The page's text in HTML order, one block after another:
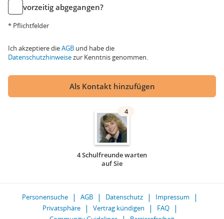
vorzeitig abgegangen?
* Pflichtfelder
Ich akzeptiere dieAGB und habe die
Datenschutzhinweisezur Kenntnis genommen.
Als Kontakt hinzufügen
4
4 Schulfreunde warten
auf Sie
Personensuche AGB Datenschutz
Impressum
Privatsphäre
Vertrag kündigen
FAQ